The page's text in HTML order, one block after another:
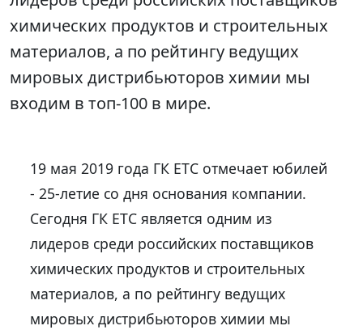
химических продуктов и строительных
материалов, а по рейтингу ведущих
мировых дистрибьюторов химии мы
входим в топ-100 в мире.
19 мая 2019 года ГК ЕТС отмечает юбилей
- 25-летие со дня основания компании.
Сегодня ГК ЕТС является одним из
лидеров среди российских поставщиков
химических продуктов и строительных
материалов, а по рейтингу ведущих
мировых дистрибьюторов химии мы